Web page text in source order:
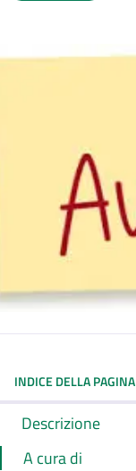
INDICE DELLA PAGINA
Descrizione
A cura di